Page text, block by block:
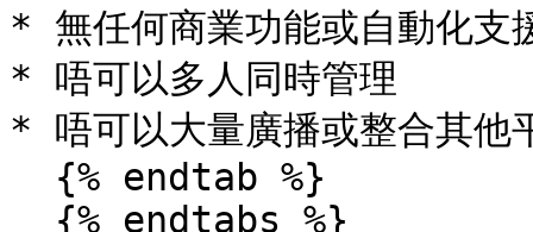
* 無任何商業功能或自動化支
* 唔可以多人同時管理
* 唔可以大量廣播或整合其他